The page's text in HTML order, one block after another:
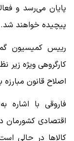
پایان می‌رسد و
پیچیده خواهند شد.
رییس کمیسیون
کارگروهی ویژه
اصلاح قانون مبارزه
فاروقی با اشاره
اقتصادی کشورمان
کالاها در حالی